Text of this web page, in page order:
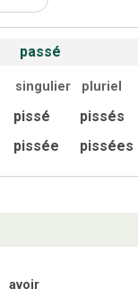
passé
singulier
pluriel
pissé pissés
pissée pissées
avoir